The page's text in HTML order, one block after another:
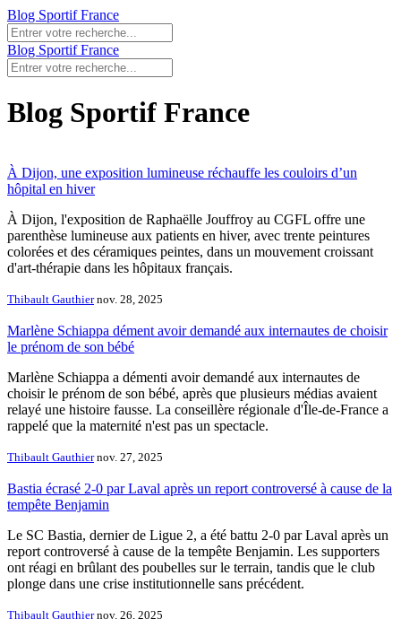
Blog Sportif France
Blog Sportif France
Blog Sportif France
À Dijon, une exposition lumineuse réchauffe les couloirs d’un
hôpital en hiver
À Dijon, l'exposition de Raphaëlle Jouffroy au CGFL offre une
parenthèse lumineuse aux patients en hiver, avec trente peintures
colorées et des céramiques peintes, dans un mouvement croissant
d'art-thérapie dans les hôpitaux français.
Thibault Gauthier nov. 28, 2025
Marlène Schiappa dément avoir demandé aux internautes de choisir
le prénom de son bébé
Marlène Schiappa a démenti avoir demandé aux internautes de
choisir le prénom de son bébé, après que plusieurs médias avaient
relayé une histoire fausse. La conseillère régionale d'Île-de-France a
rappelé que la maternité n'est pas un spectacle.
Thibault Gauthier nov. 27, 2025
Bastia écrasé 2-0 par Laval après un report controversé à cause de la
tempête Benjamin
Le SC Bastia, dernier de Ligue 2, a été battu 2-0 par Laval après un
report controversé à cause de la tempête Benjamin. Les supporters
ont réagi en brûlant des poubelles sur le terrain, tandis que le club
plonge dans une crise institutionnelle sans précédent.
Thibault Gauthier nov. 26, 2025